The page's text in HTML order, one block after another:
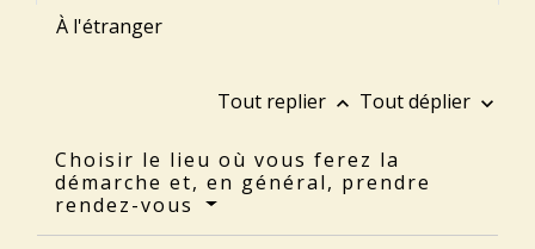
À l'étranger
Tout replier keyboard_arrow_up Tout déplier keyboard_arrow_down
Choisir le lieu où vous ferez la
démarche et, en général, prendre
rendez-vous